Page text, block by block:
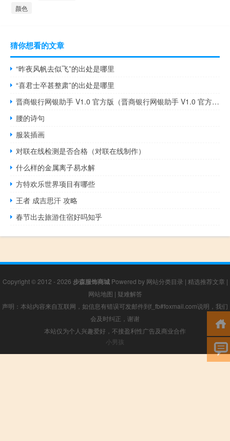
颜色
猜你想看的文章
“昨夜风帆去似飞”的出处是哪里
“喜君士卒甚整肃”的出处是哪里
晋商银行网银助手 V1.0 官方版（晋商银行网银助手 V1.0 官方版功能简介）
腰的诗句
服装插画
对联在线检测是否合格（对联在线制作）
什么样的金属离子易水解
方特欢乐世界项目有哪些
王者 成吉思汗 攻略
春节出去旅游住宿好吗知乎
Copyright © 2012 - 2026 步森服饰商城Powered by 网站分类目录 | 精选推荐文章 |
网站地图 | 疑难解答
声明：本站内容来自互联网，如信息有错误可发邮件到f_fb#foxmail.com说明，我们
会及时纠正，谢谢
本站仅为个人兴趣爱好，不接盈利性广告及商业合作
小男孩